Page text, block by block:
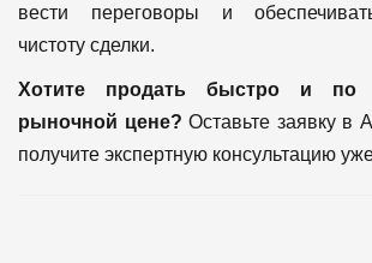
вести переговоры и
чистоту сделки.
Хотите продать быстро и по
рыночной цене? Оставьте заявку в
получите экспертную консультацию